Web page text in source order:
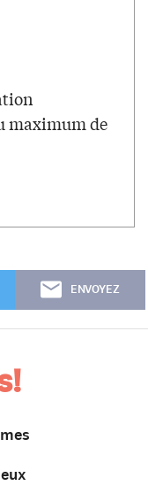
maximum de
ENVOYEZ